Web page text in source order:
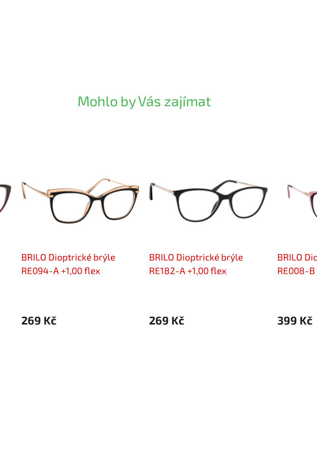
Mohlo by Vás zajímat
BRILO Dioptrické brýle
RE094-A +1,00 flex
269 Kč
BRILO Dioptrické brýle
RE182-A +1,00 flex
269 Kč
BRILO
RE008-B
399 Kč